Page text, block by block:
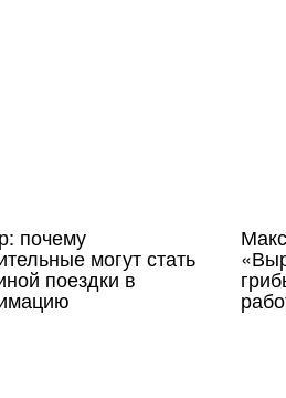
почему
могут стать
поездки в